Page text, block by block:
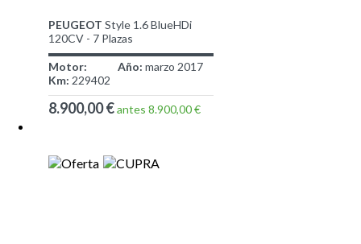
PEUGEOT Style 1.6 BlueHDi
120CV - 7 Plazas
Motor: Año: marzo 2017
Km: 229402
8.900,00 €antes 8.900,00 €